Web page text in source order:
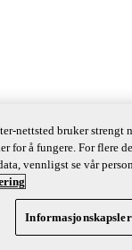
nettsted bruker strengt
for å fungere. For flere
vennligst se vår
Informasjonskapsler